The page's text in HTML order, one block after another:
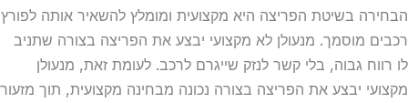
הבחירה בשיטת הפריצה היא מקצועית ומומלץ להשאיר אותה לפורץ
רכבים מוסמך. מנעולן לא מקצועי יבצע את הפריצה בצורה שתניב
לו רווח גבוה, בלי קשר לנזק שייגרם לרכב. לעומת זאת, מנעולן
מקצועי יבצע את הפריצה בצורה נכונה מבחינה מקצועית, תוך מזעור